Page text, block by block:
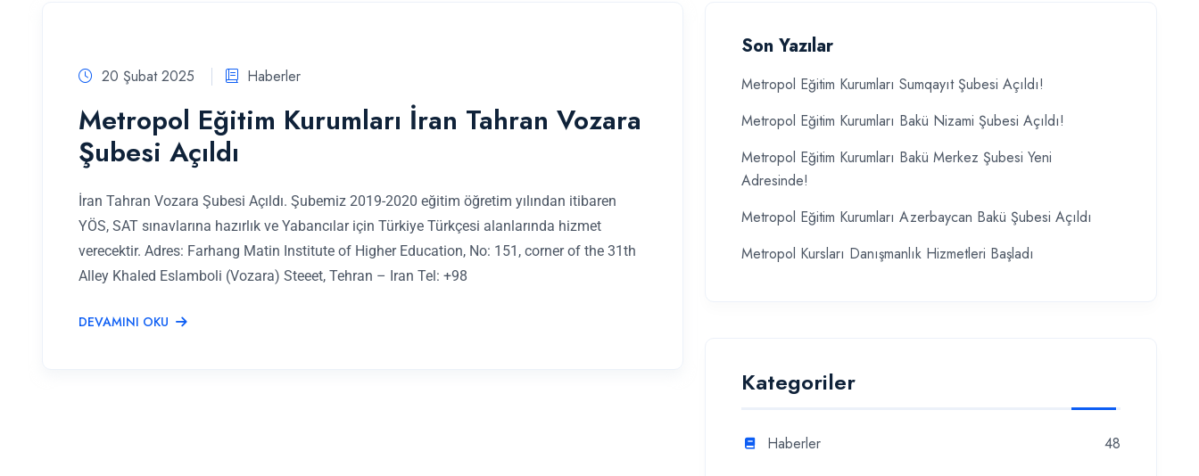
20 Şubat 2025 Haberler
Metropol Eğitim Kurumları İran Tahran Vozara
Şubesi Açıldı
İran Tahran Vozara Şubesi Açıldı. Şubemiz 2019-2020 eğitim öğretim yılından itibaren
YÖS, SAT sınavlarına hazırlık ve Yabancılar için Türkiye Türkçesi alanlarında hizmet
verecektir. Adres: Farhang Matin Institute of Higher Education, No: 151, corner of the 31th
Alley Khaled Eslamboli (Vozara) Steeet, Tehran – Iran Tel: +98
DEVAMINI OKU
Son Yazılar
Metropol Eğitim Kurumları Sumqayıt Şubesi Açıldı!
Metropol Eğitim Kurumları Bakü Nizami Şubesi Açıldı!
Metropol Eğitim Kurumları Bakü Merkez Şubesi Yeni
Adresinde!
Metropol Eğitim Kurumları Azerbaycan Bakü Şubesi Açıldı
Metropol Kursları Danışmanlık Hizmetleri Başladı
Kategoriler
Haberler 48